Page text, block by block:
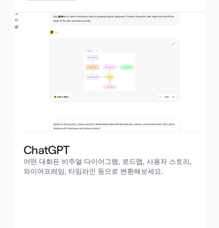
ChatGPT
어떤 대화든 비주얼 다이어그램, 로드맵, 사용자 스토리,
와이어프레임, 타임라인 등으로 변환해보세요.